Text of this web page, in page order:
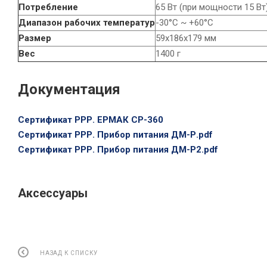
Потребление
65 Вт (при мощности 15
Диапазон рабочих температур-30°С ~ +60°С
Размер
59х186х179 мм
Вес
1400 г
Документация
Сертификат РРР. ЕРМАК CP-360
Сертификат РРР. Прибор питания ДМ-Р.pdf
Сертификат РРР. Прибор питания ДМ-Р2.pdf
Аксессуары
НАЗАД К СПИСКУ